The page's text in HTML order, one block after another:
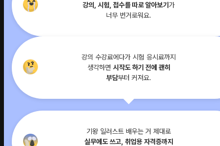
강의, 시험, 접수를 따로 알아보기가
너무 번거로워요.
강의 수강료에다가 시험 응시료까지
생각하면 시작도 하기 전에 괜히
부담부터 커져요.
기왕 일러스트 배우는 거 제대로
실무에도 쓰고, 취업용 자격증까지